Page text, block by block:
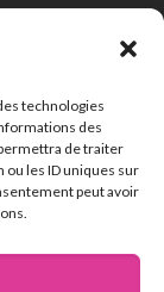
technologies
des
de traiter
les ID uniques sur
peut avoir